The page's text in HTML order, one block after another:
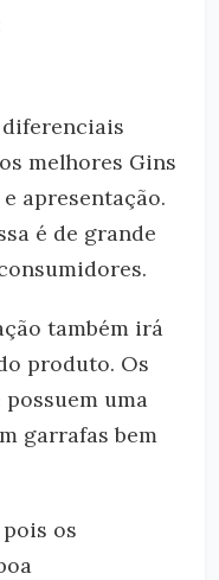
melhores Gins
apresentação.
é de grande
também irá
produto. Os
uma
garrafas bem
os